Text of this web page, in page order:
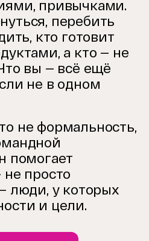
привычками.
перебить
кто готовит
а кто — не
вы — всё ещё
не в одном
не формальность,
помогает
просто
люди, у которых
и цели.